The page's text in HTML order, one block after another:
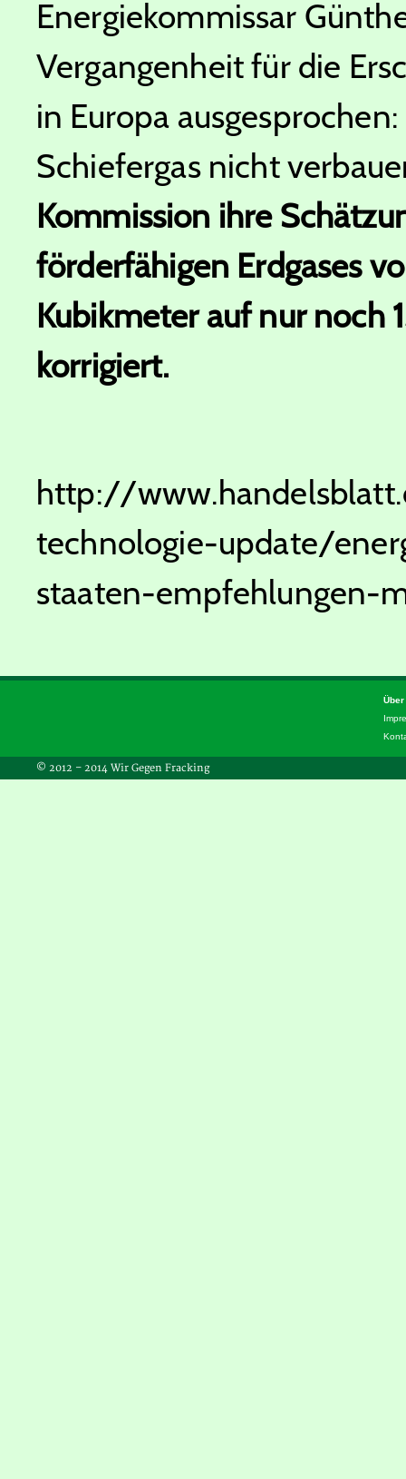
Energiekommissar
Vergangenheit für die
in Europa
Schiefergas nicht
Kommission ihre
förderfähigen Erdgases
Kubikmeter auf nur noch
korrigiert.
http://
technologie-update/
staaten-
Über
© 2012 – 2014 Wir Gegen Fracking